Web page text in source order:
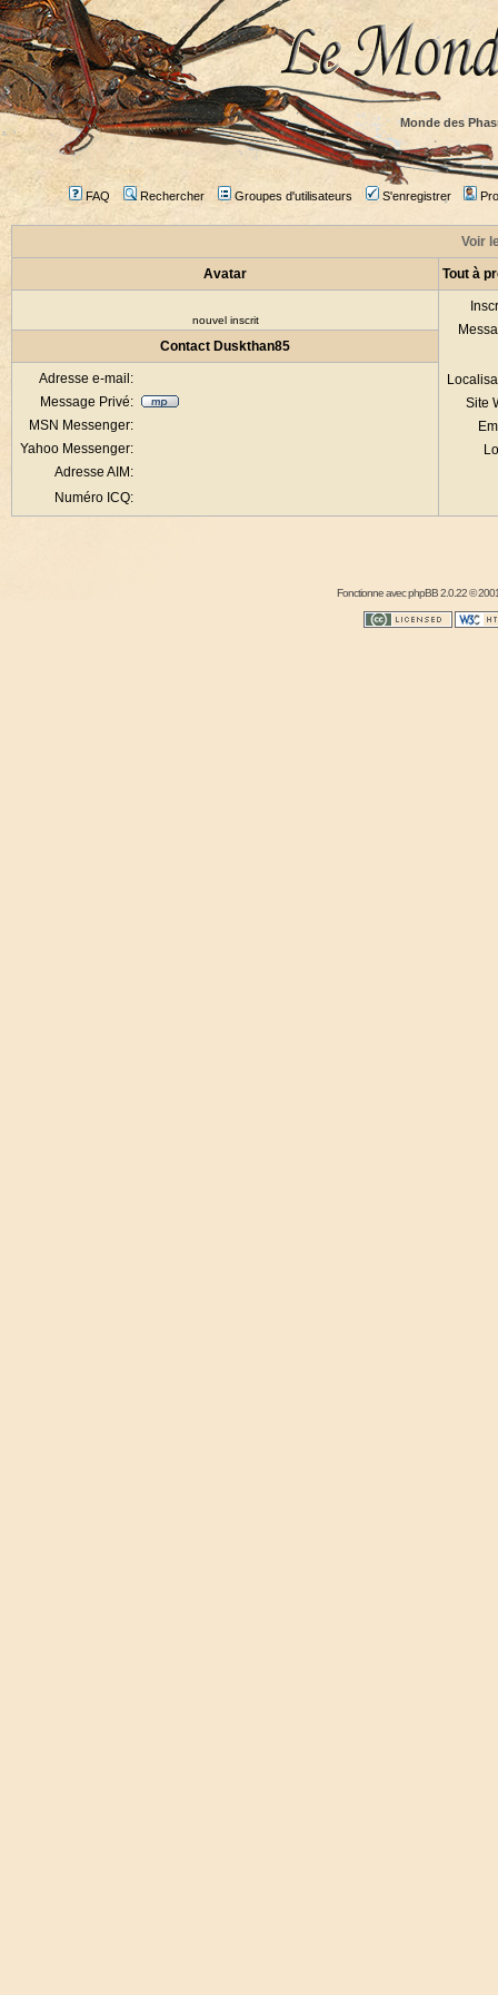
Monde des
FAQ Rechercher Groupes d'utilisateurs S'enregistrer
Voir
Avatar Tout à
nouvel inscrit
Site
Contact Duskthan85
Adresse e-mail:
Message Privé:
MSN Messenger:
Yahoo Messenger:
Adresse AIM:
Numéro ICQ:
Fonctionne avecphpBB2.0.22 ©